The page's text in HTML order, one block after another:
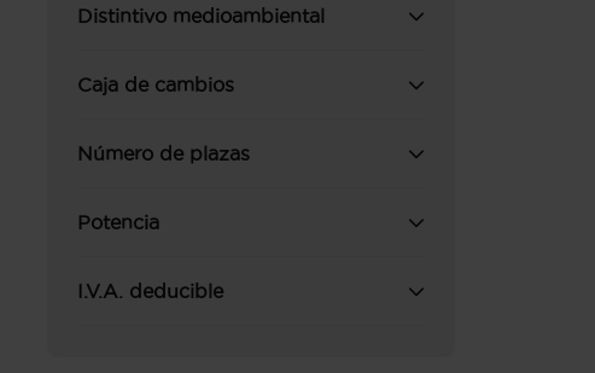
Distintivo medioambiental
Caja de cambios
Número de plazas
Potencia
I.V.A. deducible